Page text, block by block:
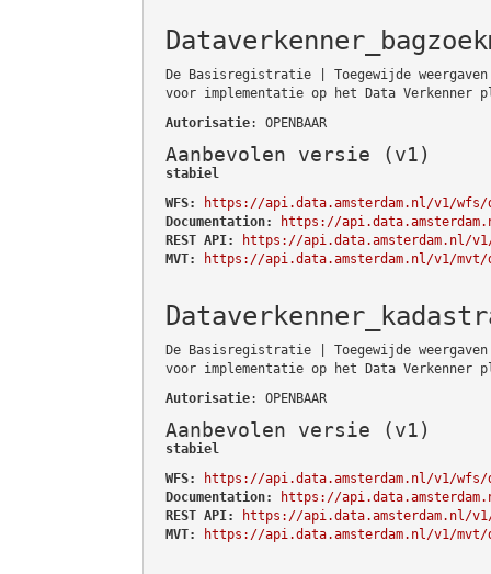
De Basisregistratie | Toegewijde
voor implementatie op het Data Verkenner
Autorisatie: OPENBAAR
Aanbevolen versie (v1)
stabiel
WFS:
https://api.data.amsterdam.nl/v1/wfs/
Documentation:
https://
REST API:
https://api.data.amsterdam.nl/v1/
MVT:
https://api.data.amsterdam.nl/v1/mvt/
De Basisregistratie | Toegewijde
voor implementatie op het Data Verkenner
Autorisatie: OPENBAAR
Aanbevolen versie (v1)
stabiel
WFS:
https://api.data.amsterdam.nl/v1/wfs/
Documentation:
https://
REST API:
https://api.data.amsterdam.nl/
MVT:
https://api.data.amsterdam.nl/v1/